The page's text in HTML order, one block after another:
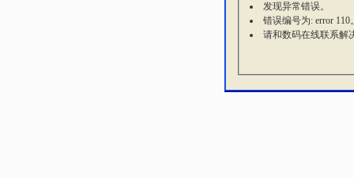
发现异常错误。
错误编号为: error 110
请和数码在线联系解